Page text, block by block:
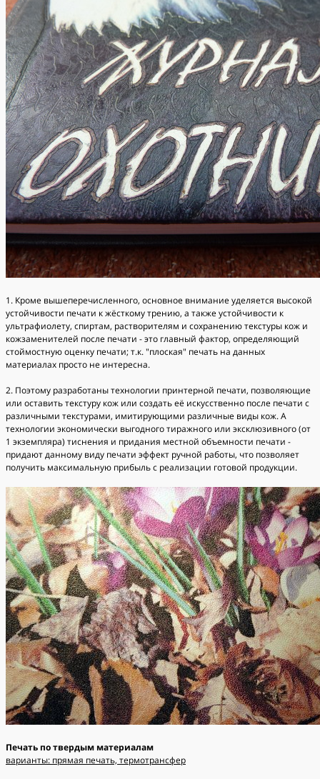
1. Кроме вышеперечисленного, основное внимание уделяется высокой
устойчивости печати к жёсткому трению, а также устойчивости к
ультрафиолету, спиртам, растворителям и сохранению текстуры кож и
кожзаменителей после печати - это главный фактор, определяющий
стоймостную оценку печати; т.к. "плоская" печать на данных
материалах просто не интересна.
2. Поэтому разработаны технологии принтерной печати, позволяющие
или оставить текстуру кож или создать её искусственно после печати с
различными текстурами, имитирующими различные виды кож. А
технологии экономически выгодного тиражного или эксклюзивного (от
1 экземпляра) тиснения и придания местной объемности печати -
придают данному виду печати эффект ручной работы, что позволяет
получить максимальную прибыль с реализации готовой продукции.
Печать по твердым материалам
варианты: прямая печать, термотрансфер